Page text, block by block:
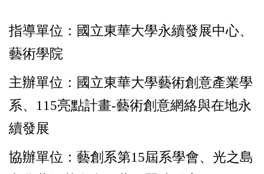
指導單位：國立東華大學永續發展中心、
藝術學院
主辦單位：國立東華大學藝術創意產業學
系、115亮點計畫-藝術創意網絡與在地永
續發展
協辦單位：藝創系第15屆系學會、光之島